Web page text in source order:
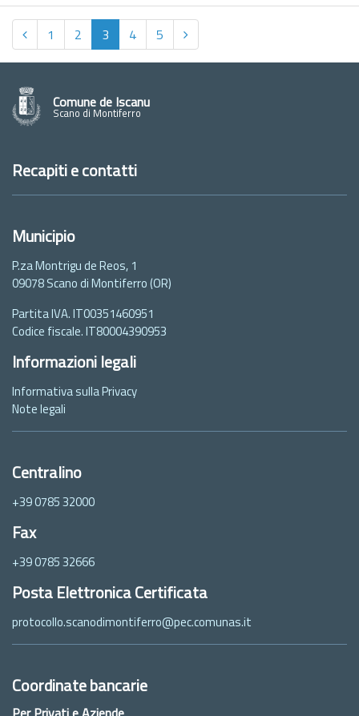
1 2 3 4 5
Comune de Iscanu
Scano di Montiferro
Recapiti e contatti
Municipio
P.za Montrigu de Reos, 1
09078 Scano di Montiferro (OR)
Partita IVA. IT00351460951
Codice fiscale. IT80004390953
Informazioni legali
Informativa sulla Privacy
Note legali
Centralino
+39 0785 32000
Fax
+39 0785 32666
Posta Elettronica Certificata
protocollo.scanodimontiferro@pec.comunas.it
Coordinate bancarie